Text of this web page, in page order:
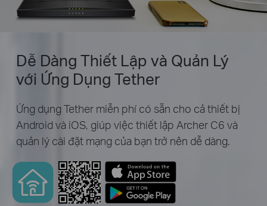
Dễ Dàng Thiết Lập và Quản Lý
với Ứng Dụng Tether
Ứng dụng Tether miễn phí có sẵn cho cả thiết bị
Android và iOS, giúp việc thiết lập Archer C6 và
quản lý cài đặt mạng của bạn trở nên dễ dàng.